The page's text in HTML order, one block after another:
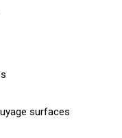
surfaces